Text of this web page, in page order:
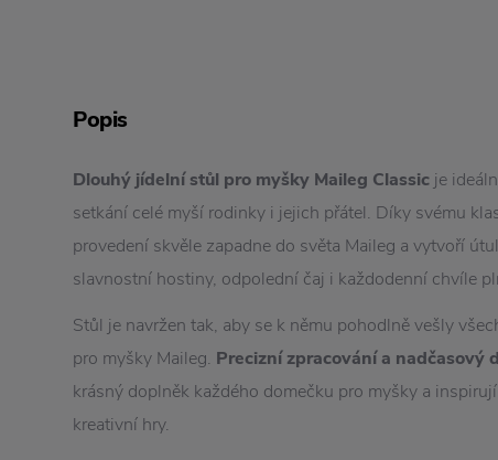
Popis
Dlouhý jídelní stůl pro myšky Maileg Classic je
setkání celé myší rodinky i jejich přátel. Díky svému
provedení skvěle zapadne do světa Maileg a vytvoří
slavnostní hostiny, odpolední čaj i každodenní chvíle
Stůl je navržen tak, aby se k němu pohodlně vešly
pro myšky Maileg. Precizní zpracování a nadčasový
krásný doplněk každého domečku pro myšky a
kreativní hry.